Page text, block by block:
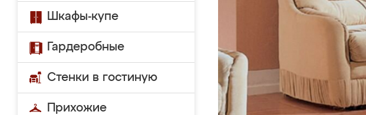
Шкафы-купе
Гардеробные
Стенки в гостиную
Прихожие